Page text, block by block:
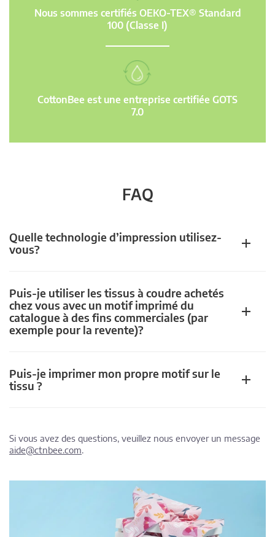
Nous sommes certifiés OEKO-TEX® Standard
100 (Classe I)
CottonBee est une entreprise certifiée GOTS
7.0
FAQ
Quelle technologie d’impression utilisez-
vous?
Puis-je utiliser les tissus à coudre achetés
chez vous avec un motif imprimé du
catalogue à des fins commerciales (par
exemple pour la revente)?
Puis-je imprimer mon propre motif sur le
tissu ?
Si vous avez des questions, veuillez nous envoyer un message
aide@ctnbee.com.